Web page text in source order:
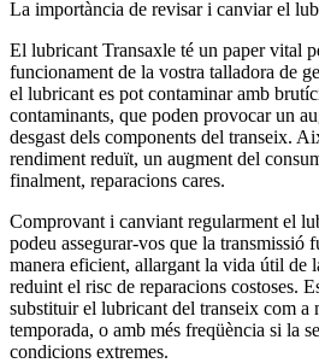
La importància de revisar i canviar el
El lubricant Transaxle té un paper vital
funcionament de la vostra talladora de
el lubricant es pot contaminar amb
contaminants, que poden provocar un
desgast dels components del transeix.
rendiment reduït, un augment del
finalment, reparacions cares.
Comprovant i canviant regularment el
podeu assegurar-vos que la transmissió
manera eficient, allargant la vida útil de
reduint el risc de reparacions costoses.
substituir el lubricant del transeix com a
temporada, o amb més freqüència si la
condicions extremes.